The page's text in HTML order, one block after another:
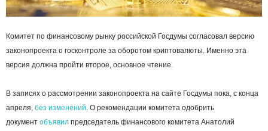
Комитет по финансовому рынку российской Госдумы согласовал версию
законопроекта о госконтроле за оборотом криптовалюты. Именно эта
версия должна пройти второе, основное чтение.
В записях о рассмотрении законопроекта на сайте Госдумы пока, с конца
апреля, без изменений . О рекомендации комитета одобрить
документ объявил председатель финансового комитета Анатолий